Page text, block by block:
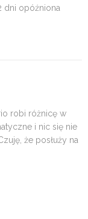
dni opóźniona
robi różnicę w
i nic się nie
że posłuży na